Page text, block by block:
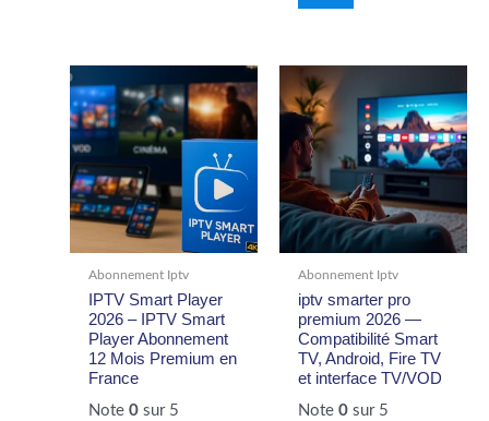
Abonnement Iptv
IPTV Smart Player
2026 – IPTV Smart
Player Abonnement
12 Mois Premium en
France
Note0 sur 5
Abonnement Iptv
iptv smarter pro
premium 2026 —
Compatibilité Smart
TV, Android, Fire TV
et interface TV/VOD
Note0 sur 5